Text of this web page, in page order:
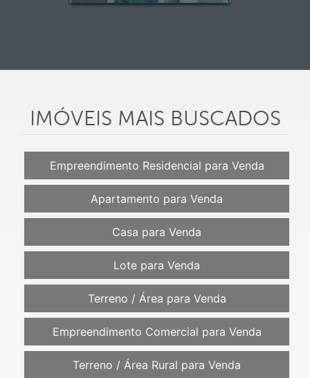
IMÓVEIS MAIS BUSCADOS
Empreendimento Residencial para Venda
Apartamento para Venda
Casa para Venda
Lote para Venda
Terreno / Área para Venda
Empreendimento Comercial para Venda
Terreno / Área Rural para Venda